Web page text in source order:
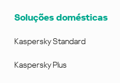
Soluções domésticas
Kaspersky Standard
Kaspersky Plus